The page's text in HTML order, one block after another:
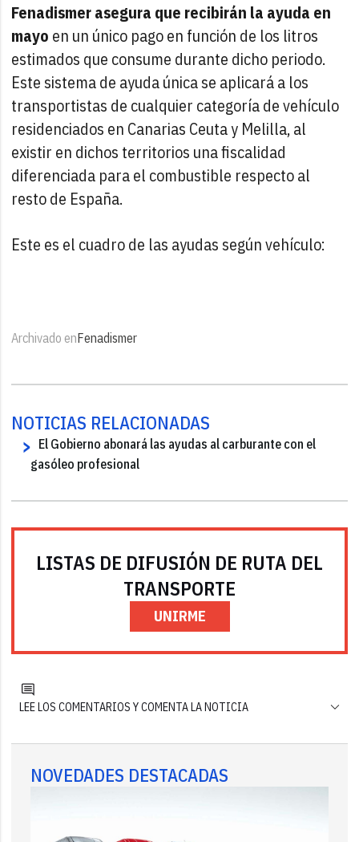
Fenadismer asegura que recibirán la ayuda en
mayo en un único pago en función de los litros
estimados que consume durante dicho periodo.
Este sistema de ayuda única se aplicará a los
transportistas de cualquier categoría de vehículo
residenciados en Canarias Ceuta y Melilla, al
existir en dichos territorios una fiscalidad
diferenciada para el combustible respecto al
resto de España.
Este es el cuadro de las ayudas según vehículo:
Archivado enFenadismer
NOTICIAS RELACIONADAS
El Gobierno abonará las ayudas al carburante con el
gasóleo profesional
LISTAS DE DIFUSIÓN DE RUTA DEL
TRANSPORTE
UNIRME
LEE LOS COMENTARIOS Y COMENTA LA NOTICIA
NOVEDADES DESTACADAS